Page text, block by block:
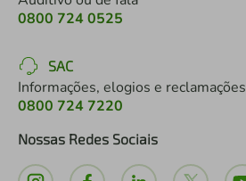
0800 724 0525
SAC
Informações, elogios e reclamações
0800 724 7220
Nossas Redes Sociais